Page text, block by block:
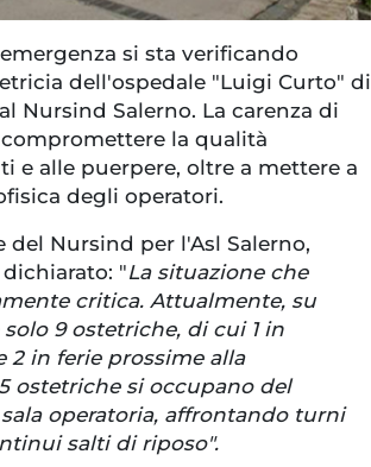
si sta verificando
dell'ospedale "Luigi Curto" di
Nursind Salerno. La carenza di
la qualità
e alle puerpere, oltre a mettere a
degli operatori.
Nursind per l'Asl Salerno,
"La situazione che
critica. Attualmente, su
9 ostetriche, di cui 1 in
2 in ferie prossime alla
ostetriche si occupano del
operatoria, affrontando turni
salti di riposo".